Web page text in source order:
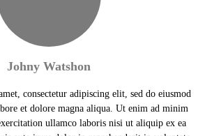
Johny Watshon
consectetur adipiscing elit, sed do eiusmod
et dolore magna aliqua. Ut enim ad minim
ullamco laboris nisi ut aliquip ex ea